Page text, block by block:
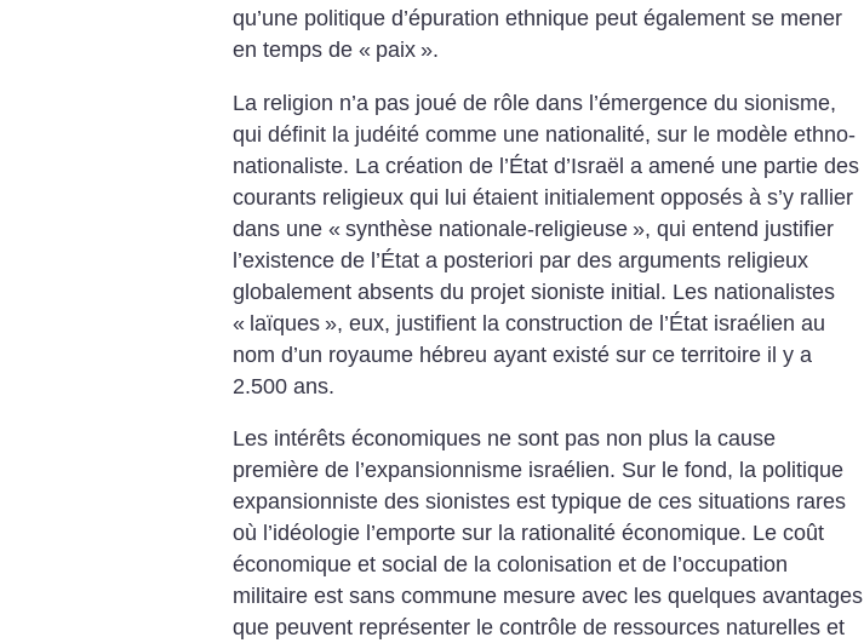
qu’une politique d’épuration ethnique peut également se mener
en temps de « paix ».
La religion n’a pas joué de rôle dans l’émergence du sionisme,
qui définit la judéité comme une nationalité, sur le modèle ethno-
nationaliste. La création de l’État d’Israël a amené une partie des
courants religieux qui lui étaient initialement opposés à s’y rallier
dans une « synthèse nationale-religieuse », qui entend justifier
l’existence de l’État a posteriori par des arguments religieux
globalement absents du projet sioniste initial. Les nationalistes
« laïques », eux, justifient la construction de l’État israélien au
nom d’un royaume hébreu ayant existé sur ce territoire il y a
2.500 ans.
Les intérêts économiques ne sont pas non plus la cause
première de l’expansionnisme israélien. Sur le fond, la politique
expansionniste des sionistes est typique de ces situations rares
où l’idéologie l’emporte sur la rationalité économique. Le coût
économique et social de la colonisation et de l’occupation
militaire est sans commune mesure avec les quelques avantages
que peuvent représenter le contrôle de ressources naturelles et